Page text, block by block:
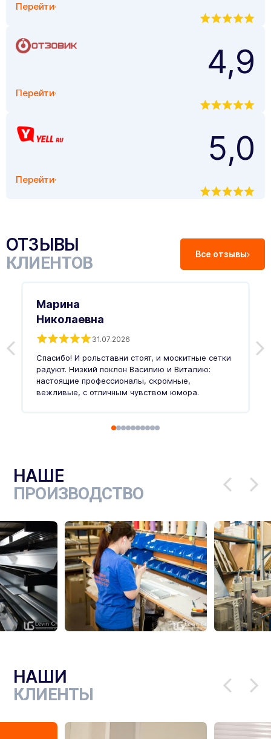
Перейти
Перейти
4,9
Перейти
5,0
ОТЗЫВЫ
КЛИЕНТОВ Все отзывы
Марина
Николаевна
31.07.2026
Спасибо! И рольставни стоят, и москитные сетки
радуют. Низкий поклон Василию и Виталию:
настоящие профессионалы, скромные,
вежливые, с отличным чувством юмора.
НАШЕ
ПРОИЗВОДСТВО
НАШИ
КЛИЕНТЫ